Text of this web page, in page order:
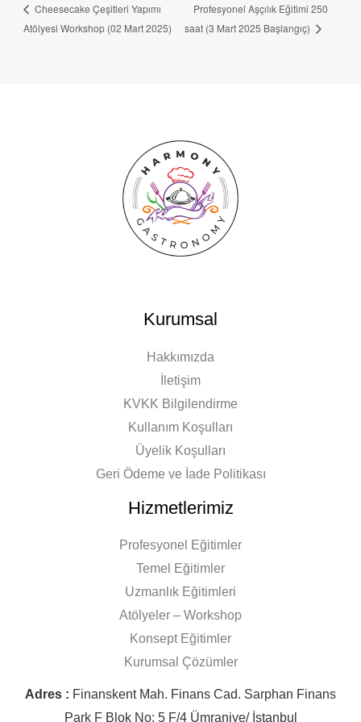
Cheesecake Çeşitleri Yapımı
Atölyesi Workshop (02 Mart 2025)
Profesyonel Aşçılık Eğitimi 250
saat (3 Mart 2025 Başlangıç)
Kurumsal
Hakkımızda
İletişim
KVKK Bilgilendirme
Kullanım Koşulları
Üyelik Koşulları
Geri Ödeme ve İade Politikası
Hizmetlerimiz
Profesyonel Eğitimler
Temel Eğitimler
Uzmanlık Eğitimleri
Atölyeler – Workshop
Konsept Eğitimler
Kurumsal Çözümler
Adres : Finanskent Mah. Finans Cad. Sarphan Finans
Park F Blok No: 5 F/4 Ümraniye/ İstanbul